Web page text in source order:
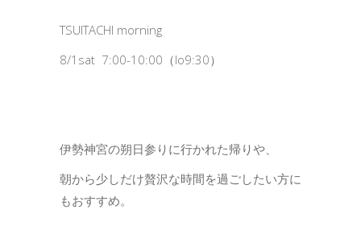
TSUITACHI morning
8/1sat 7:00-10:00（lo9:30）
伊勢神宮の朔日参りに行かれた帰りや、
朝から少しだけ贅沢な時間を過ごしたい方に
もおすすめ。